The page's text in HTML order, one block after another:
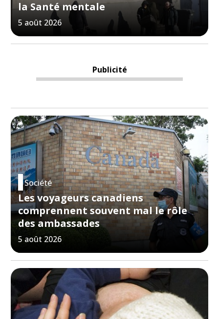
la Santé mentale
5 août 2026
Publicité
Société
Les voyageurs canadiens
comprennent souvent mal le rôle
des ambassades
5 août 2026